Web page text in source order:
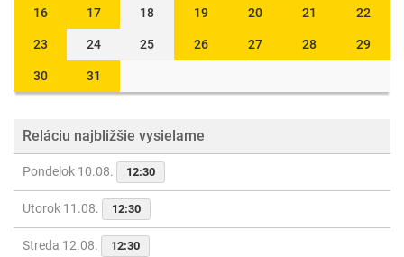
16 17 18 19 20 21 22
23 24 25 26 27 28 29
30 31
Reláciu najbližšie vysielame
Pondelok 10.08. 12:30
Utorok 11.08. 12:30
Streda 12.08. 12:30